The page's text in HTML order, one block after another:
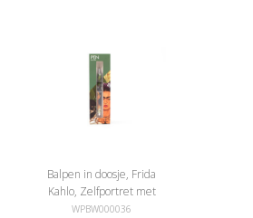
Balpen in doosje, Frida
Kahlo, Zelfportret met
doornenketting en kolibrie
WPBW000036